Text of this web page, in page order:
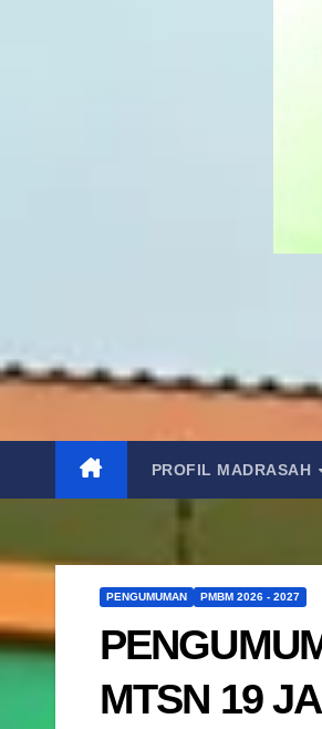
PROFIL MADRASAH
PENGUMUMAN PMBM 2026 - 2027
MTSN 19